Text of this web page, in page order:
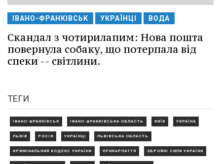
ІВАНО-ФРАНКІВСЬК УКРАЇНЦІ ВОДА
Скандал з чотирилапим: Нова пошта
повернула собаку, що потерпала від
спеки -- світлини.
ТЕГИ
ІВАНО-ФРАНКІВСЬК ІВАНО-ФРАНКІВСЬКА ОБЛАСТЬ КИЇВ УКРАЇНА
ЛЬВІВ РОСІЯ УКРАЇНЦІ ЛЬВІВСЬКА ОБЛАСТЬ
КРИМІНАЛЬНИЙ КОДЕКС УКРАЇНИ ПРИКАРПАТТЯ ЗБРОЙНІ СИЛИ УКРАЇНИ